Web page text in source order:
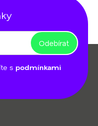
s podmínkami
Odebírat